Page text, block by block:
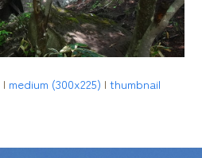
| medium (300x225) |thumbnail